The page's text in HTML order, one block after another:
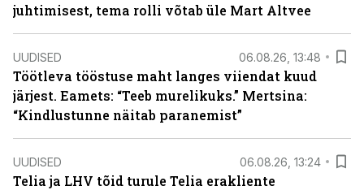
juhtimisest, tema rolli võtab üle Mart Altvee
UUDISED 06.08.26, 13:48
Töötleva tööstuse maht langes viiendat kuud
järjest. Eamets: “Teeb murelikuks.” Mertsina:
“Kindlustunne näitab paranemist”
UUDISED 06.08.26, 13:24
Telia ja LHV tõid turule Telia erakliente